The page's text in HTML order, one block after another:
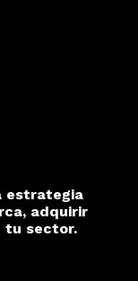
estrategia
adquirir
tu sector.